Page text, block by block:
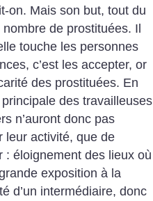
on. Mais son but, tout du
de prostituées. Il
touche les personnes
c’est les accepter, or
des prostituées. En
des travailleuses
n’auront donc pas
leur activité, que de
: éloignement des lieux où
exposition à la
d’un intermédiaire, donc